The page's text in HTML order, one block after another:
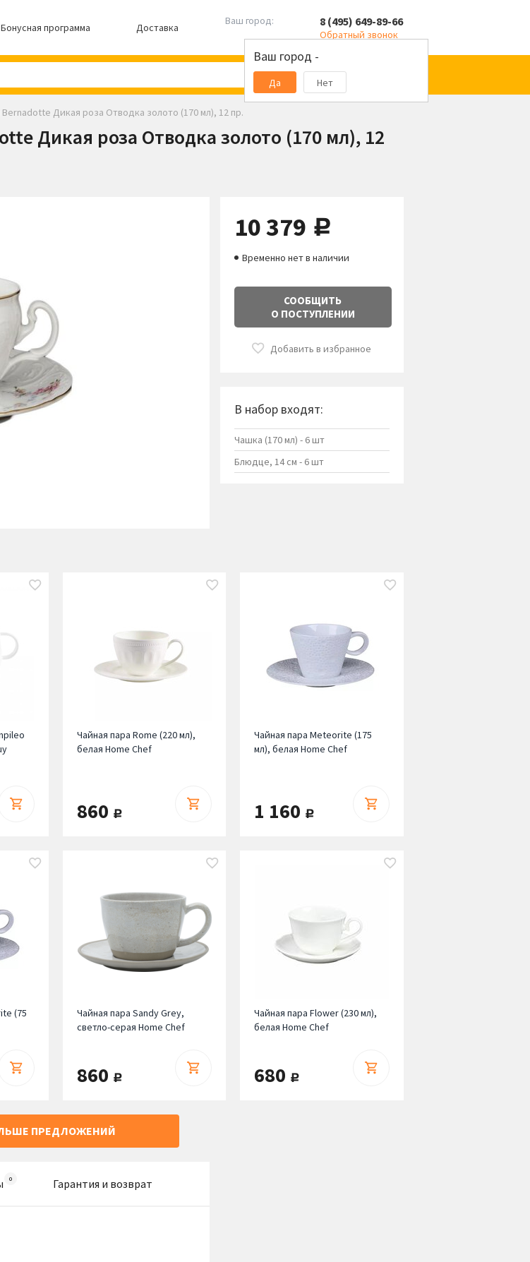
Бонусная программа Доставка
Ваш город:
Ваш город -
Да Нет
8 (495) 649-89-66
Обратный звонок
Дикая роза Отводка золото (170 мл), 12 пр.
Дикая роза Отводка золото (170 мл), 12
10 379 руб.
Временно нет в наличии
СООБЩИТЬ
О ПОСТУПЛЕНИИ
Добавить в избранное
В набор входят:
Чашка (170 мл) - 6 шт
Блюдце, 14 см - 6 шт
Чайная пара Rome (220 мл),
белая Home Chef
860 руб.
Чайная пара Meteorite (175
мл), белая Home Chef
1 160 руб.
(75
Чайная пара Sandy Grey,
светло-серая Home Chef
860 руб.
Чайная пара Flower (230 мл),
белая Home Chef
680 руб.
ПРЕДЛОЖЕНИЙ
Гарантия и возврат